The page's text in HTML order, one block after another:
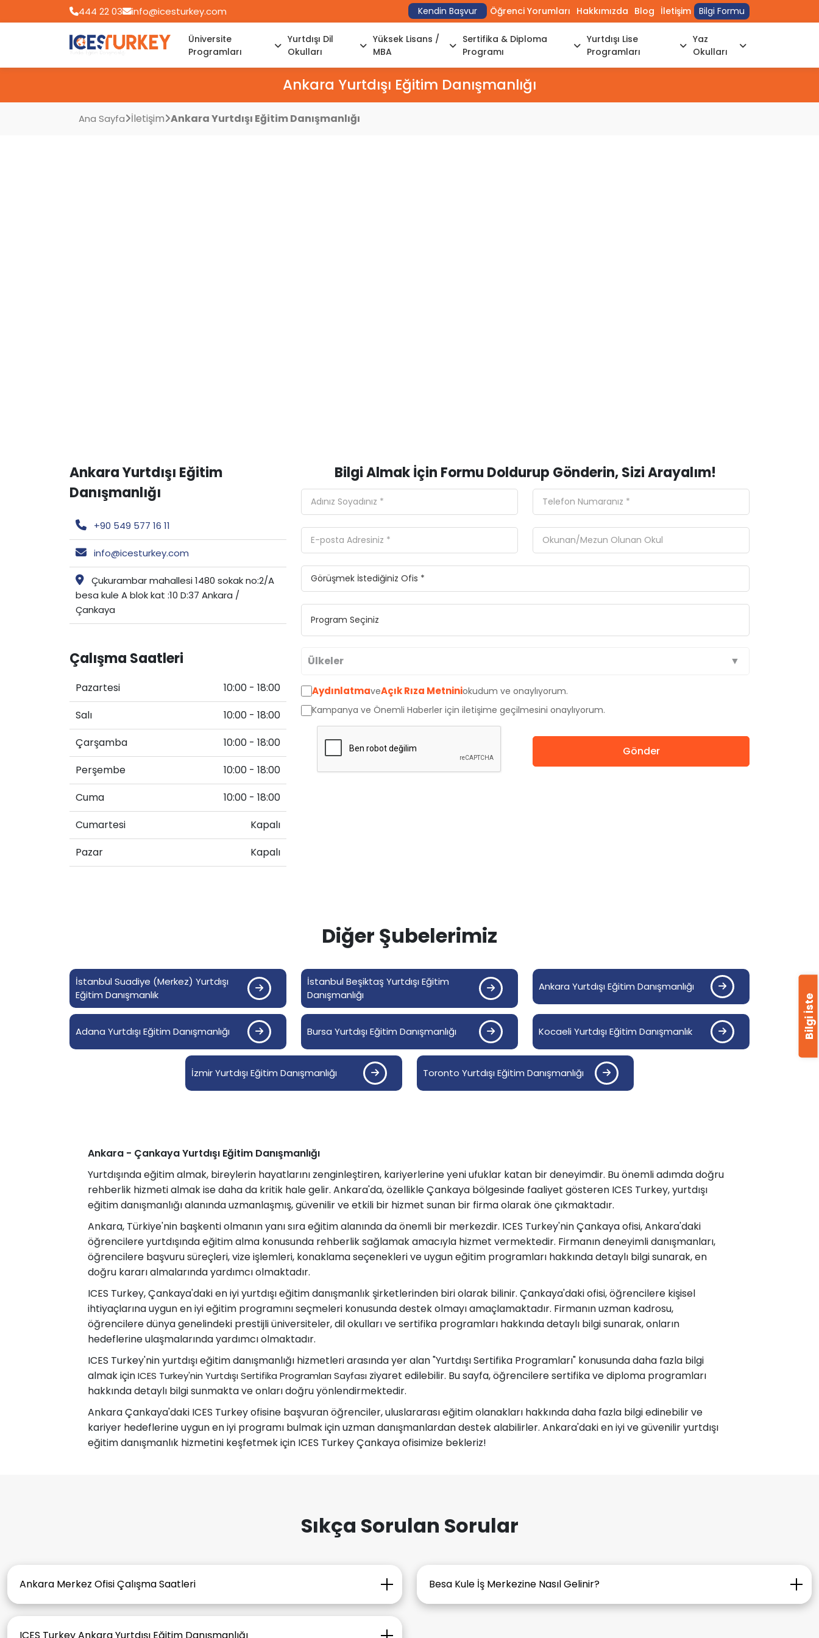
444 22 03 info@icesturkey.com Kendin Başvur Öğrenci Yorumları Hakkımızda Blog İletişim Bilgi Formu
Üniversite
Programları
Yurtdışı Dil
Okulları
Yüksek Lisans /
MBA
Sertifika & Diploma
Programı
Yurtdışı Lise
Programları
Yaz
Okulları
Ankara Yurtdışı Eğitim Danışmanlığı
Ana Sayfa İletişim Ankara Yurtdışı Eğitim Danışmanlığı
Ankara Yurtdışı Eğitim
Danışmanlığı
+90 549 577 16 11
info@icesturkey.com
Çukurambar mahallesi 1480 sokak no:2/A
besa kule A blok kat :10 D:37 Ankara /
Çankaya
Çalışma Saatleri
Pazartesi
10:00 - 18:00
Salı
10:00 - 18:00
Çarşamba
10:00 - 18:00
Perşembe
10:00 - 18:00
Cuma
10:00 - 18:00
Cumartesi
Kapalı
Pazar
Kapalı
Bilgi Almak İçin Formu Doldurup Gönderin, Sizi Arayalım!
Ülkeler
Avustralya
Kanada
İngiltere
İspanya
Avusturya
Finlandiya
Çekya
Polonya
Fransa
Litvanya
Letonya
Estonya
Danimarka
Avustralya
Kanada
İngiltere
AydınlatmaveAçık Rıza Metniniokudum ve onaylıyorum.
Kampanya ve Önemli Haberler için iletişime geçilmesini onaylıyorum.
Gönder
Diğer Şubelerimiz
İstanbul Suadiye (Merkez) Yurtdışı
Eğitim Danışmanlık
İstanbul Beşiktaş Yurtdışı Eğitim
Danışmanlığı
Ankara Yurtdışı Eğitim Danışmanlığı
Adana Yurtdışı Eğitim Danışmanlığı Bursa Yurtdışı Eğitim Danışmanlığı Kocaeli Yurtdışı Eğitim Danışmanlık
İzmir Yurtdışı Eğitim Danışmanlığı Toronto Yurtdışı Eğitim Danışmanlığı
Ankara - Çankaya Yurtdışı Eğitim Danışmanlığı
Yurtdışında eğitim almak, bireylerin hayatlarını zenginleştiren, kariyerlerine yeni ufuklar katan bir deneyimdir. Bu önemli adımda doğru
rehberlik hizmeti almak ise daha da kritik hale gelir. Ankara'da, özellikle Çankaya bölgesinde faaliyet gösteren ICES Turkey, yurtdışı
eğitim danışmanlığı alanında uzmanlaşmış, güvenilir ve etkili bir hizmet sunan bir firma olarak öne çıkmaktadır.
Ankara, Türkiye'nin başkenti olmanın yanı sıra eğitim alanında da önemli bir merkezdir. ICES Turkey'nin Çankaya ofisi, Ankara'daki
öğrencilere yurtdışında eğitim alma konusunda rehberlik sağlamak amacıyla hizmet vermektedir. Firmanın deneyimli danışmanları,
öğrencilere başvuru süreçleri, vize işlemleri, konaklama seçenekleri ve uygun eğitim programları hakkında detaylı bilgi sunarak, en
doğru kararı almalarında yardımcı olmaktadır.
ICES Turkey, Çankaya'daki en iyi yurtdışı eğitim danışmanlık şirketlerinden biri olarak bilinir. Çankaya'daki ofisi, öğrencilere kişisel
ihtiyaçlarına uygun en iyi eğitim programını seçmeleri konusunda destek olmayı amaçlamaktadır. Firmanın uzman kadrosu,
öğrencilere dünya genelindeki prestijli üniversiteler, dil okulları ve sertifika programları hakkında detaylı bilgi sunarak, onların
hedeflerine ulaşmalarında yardımcı olmaktadır.
ICES Turkey'nin yurtdışı eğitim danışmanlığı hizmetleri arasında yer alan "Yurtdışı Sertifika Programları" konusunda daha fazla bilgi
almak içinICES Turkey'nin Yurtdışı Sertifika Programları Sayfası ziyaret edilebilir. Bu sayfa, öğrencilere sertifika ve diploma programları
hakkında detaylı bilgi sunmakta ve onları doğru yönlendirmektedir.
Ankara Çankaya'daki ICES Turkey ofisine başvuran öğrenciler, uluslararası eğitim olanakları hakkında daha fazla bilgi edinebilir ve
kariyer hedeflerine uygun en iyi programı bulmak için uzman danışmanlardan destek alabilirler. Ankara'daki en iyi ve güvenilir yurtdışı
eğitim danışmanlık hizmetini keşfetmek için ICES Turkey Çankaya ofisimize bekleriz!
Sıkça Sorulan Sorular
Ankara Merkez Ofisi Çalışma Saatleri
Ofisimiz randevu ile görüşme kabul etmektedir. Çalışma saatleri hafta içi
9:30-18:30’dur. Randevu almak için lütfen 4442203’ü arayınız.
Besa Kule İş Merkezine Nasıl Gelinir?
Bilgi İste